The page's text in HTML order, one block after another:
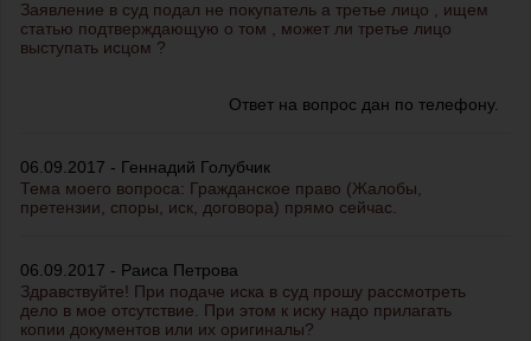
Заявление в суд подал не покупатель а третье лицо , ищем
статью подтверждающую о том , может ли третье лицо
выступать исцом ?
Ответ на вопрос дан по телефону.
06.09.2017 - Геннадий Голубчик
Тема моего вопроса: Гражданское право (Жалобы,
претензии, споры, иск, договора) прямо сейчас.
06.09.2017 - Раиса Петрова
Здравствуйте! При подаче иска в суд прошу рассмотреть
дело в мое отсутствие. При этом к иску надо прилагать
копии документов или их оригиналы?